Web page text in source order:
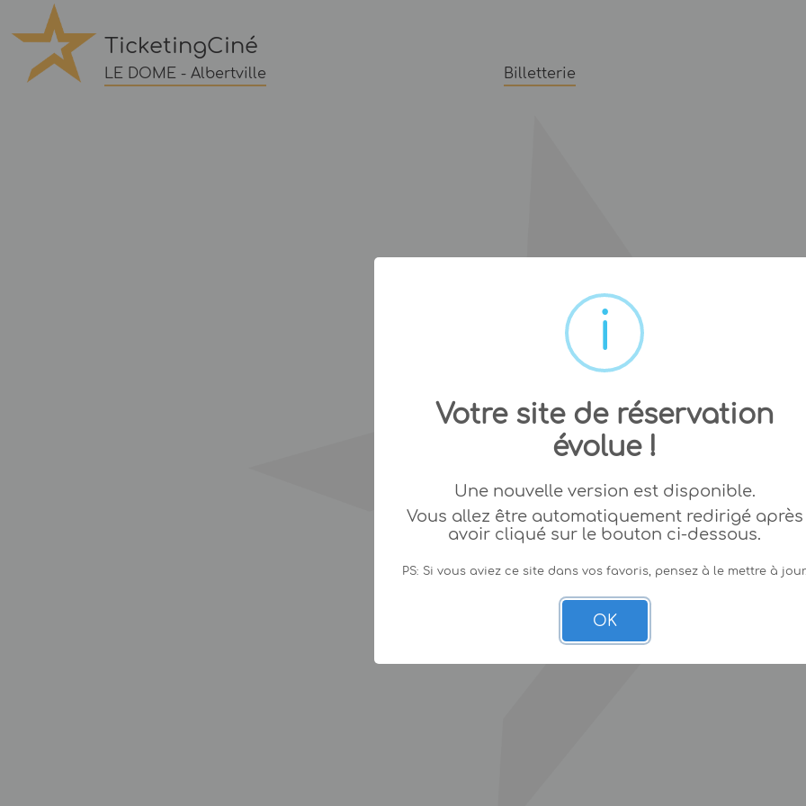
TicketingCiné
LE DOME - Albertville Billetterie
Votre site de réservation
évolue !
Une nouvelle version est disponible.
Vous allez être automatiquement redirigé après
avoir cliqué sur le bouton ci-dessous.
PS: Si vous aviez ce site dans vos favoris, pensez à le mettre à
OK